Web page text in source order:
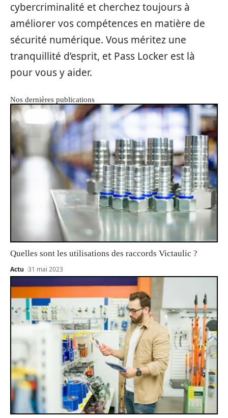
cybercriminalité et cherchez toujours à
améliorer vos compétences en matière de
sécurité numérique. Vous méritez une
tranquillité d’esprit, et Pass Locker est là
pour vous y aider.
Nos dernières publications
Quelles sont les utilisations des raccords Victaulic ?
Actu 31 mai 2023